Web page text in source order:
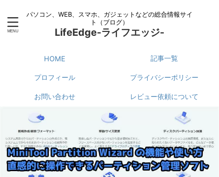
パソコン、WEB、スマホ、ガジェットなどの総合情報サイ
ト（ブログ）
LifeEdge-ライフエッジ-
HOME 記事一覧
プロフィール プライバシーポリシー
お問い合わせ レビュー依頼について